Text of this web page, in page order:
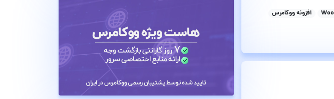
افزونه ووکامرس